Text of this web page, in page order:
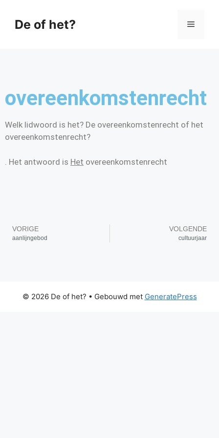
De of het?
overeenkomstenrecht
Welk lidwoord is het? De overeenkomstenrecht of het
overeenkomstenrecht?
. Het antwoord is Het overeenkomstenrecht
VORIGE
aanlijngebod
VOLGENDE
cultuurjaar
© 2026 De of het? • Gebouwd met GeneratePress